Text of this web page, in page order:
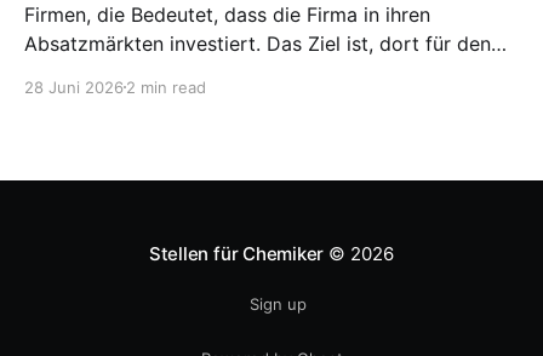
Firmen, die Bedeutet, dass die Firma in ihren
Absatzmärkten investiert. Das Ziel ist, dort für den
entwickeln. Diese Strategie ist von Toyota bekannt,
28 Juni 2026 2 min read
Stellen für Chemiker © 2026
Sign up